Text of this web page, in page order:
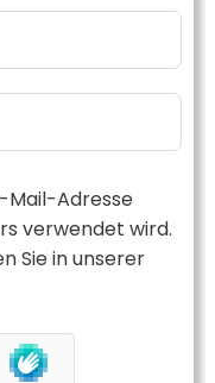
Mail-Adresse
verwendet wird.
Sie in unserer